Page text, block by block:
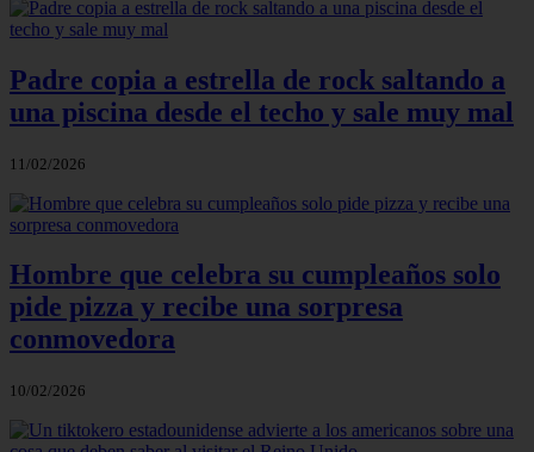
Padre copia a estrella de rock saltando a
una piscina desde el techo y sale muy mal
11/02/2026
Hombre que celebra su cumpleaños solo
pide pizza y recibe una sorpresa
conmovedora
10/02/2026